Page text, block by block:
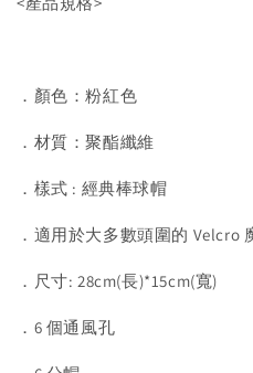
．顏色：粉紅色
．材質：聚酯纖維
．樣式 : 經典棒球帽
．適用於大多數頭圍的 Velcro
．尺寸: 28cm(長)*15cm(寬)
．6 個通風孔